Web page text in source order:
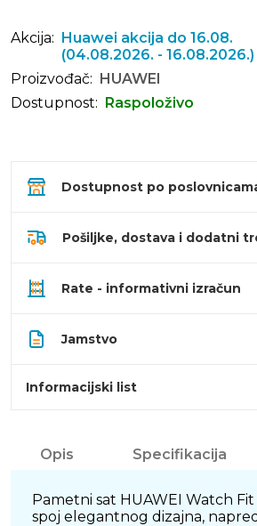
Akcija: Huawei akcija do 16.08.
(04.08.2026. - 16.08.2026.)
Proizvođač: HUAWEI
Dostupnost: Raspoloživo
Dostupnost po
Pošiljke, dostava i dodatni
Rate - informativni izračun
Jamstvo
Informacijski list
Opis Specifikacija
Pametni sat HUAWEI Watch Fit
spoj elegantnog dizajna,